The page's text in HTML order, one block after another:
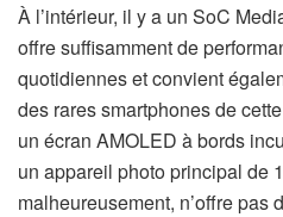
À l’intérieur, il y a un SoC
offre suffisamment de
quotidiennes et convient
des rares smartphones de
un écran AMOLED à bords
un appareil photo principal de
malheureusement, n’offre pas